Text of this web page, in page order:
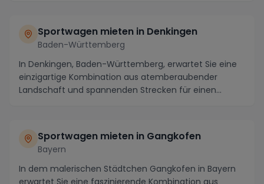
Sportwagen mieten in Denkingen
Baden-Württemberg
In Denkingen, Baden-Württemberg, erwartet Sie eine
einzigartige Kombination aus atemberaubender
Landschaft und spannenden Strecken für einen
Sportwagen mieten in Gangkofen
Bayern
In dem malerischen Städtchen Gangkofen in Bayern
erwartet Sie eine faszinierende Kombination aus